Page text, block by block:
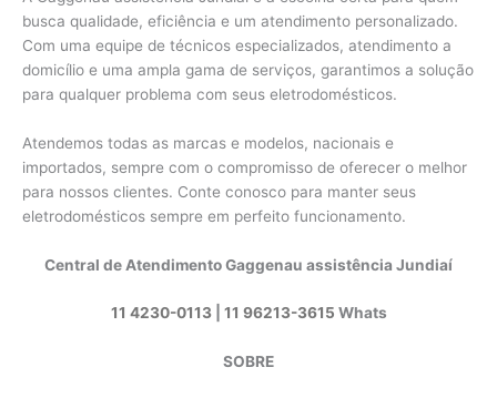
busca qualidade, eficiência e um atendimento personalizado.
Com uma equipe de técnicos especializados, atendimento a
domicílio e uma ampla gama de serviços, garantimos a solução
para qualquer problema com seus eletrodomésticos.
Atendemos todas as marcas e modelos, nacionais e
importados, sempre com o compromisso de oferecer o melhor
para nossos clientes. Conte conosco para manter seus
eletrodomésticos sempre em perfeito funcionamento.
Central de Atendimento Gaggenau assistência Jundiaí
11 4230-0113| 11 96213-3615 Whats
SOBRE